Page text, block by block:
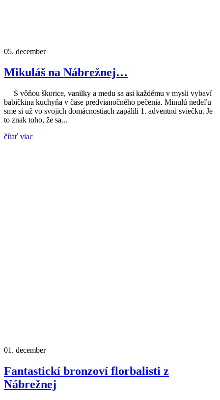
05. december
Mikuláš na Nábrežnej…
S vôňou škorice, vanilky a medu sa asi každému v mysli vybaví
babičkina kuchyňa v čase predvianočného pečenia. Minulú nedeľu
sme si už vo svojich domácnostiach zapálili 1. adventnú sviečku. Je
to znak toho, že sa...
čítať viac
01. december
Fantastickí bronzoví florbalisti z
Nábrežnej